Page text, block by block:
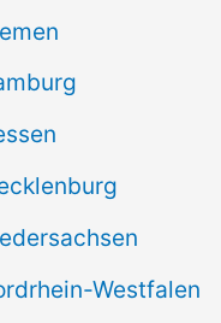
Westfalen